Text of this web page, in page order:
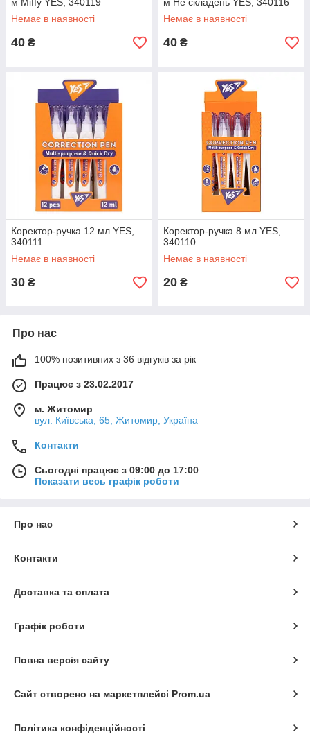
Немає в наявності
40 ₴
Немає в наявності
40 ₴
Коректор-ручка 12 мл YES,
340111
Немає в наявності
30 ₴
Коректор-ручка 8 мл YES,
340110
Немає в наявності
20 ₴
Про нас
100% позитивних з 36 відгуків за рік
Працює з 23.02.2017
м. Житомир
вул. Київська, 65, Житомир, Україна
Контакти
Сьогодні працює з 09:00 до 17:00
Показати весь графік роботи
Про нас
Контакти
Доставка та оплата
Графік роботи
Повна версія сайту
Сайт створено на маркетплейсі Prom.ua
Політика конфіденційності